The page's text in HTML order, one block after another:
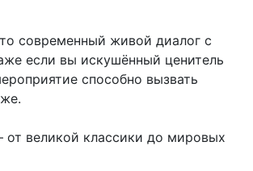
современный живой диалог с
если вы искушённый ценитель
способно вызвать
великой классики до мировых